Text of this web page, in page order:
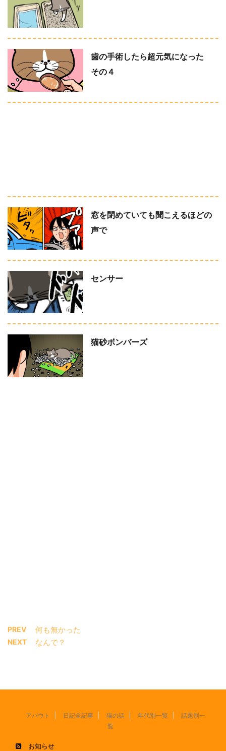
歯の手術したら超元気になった
その４
窓を閉めていても聞こえるほどの
声で
センサー
猫砂ボンバーズ
PREV 何も無かった
NEXT なんで？
アバウト 日記全記事 猫の話 年代別一覧
話題別一
覧
お知らせ